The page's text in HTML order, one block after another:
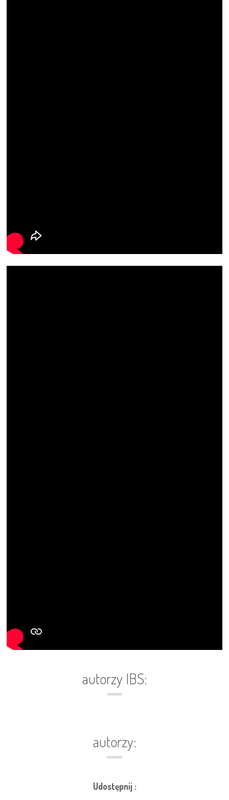
autorzy IBS:
autorzy:
Udostępnij :